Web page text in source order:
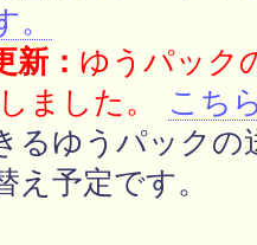
。
新： ゆうパック
ました。
こち
るゆうパックの
え予定です。